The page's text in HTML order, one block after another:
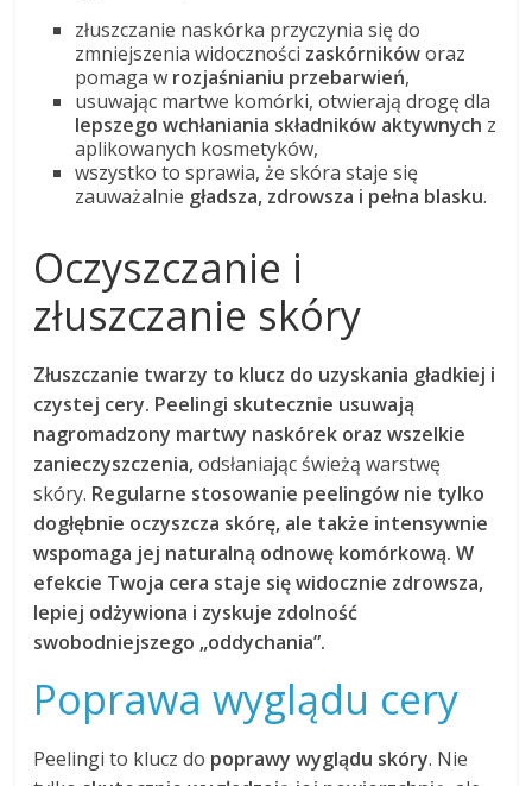
złuszczanie naskórka przyczynia się do
zmniejszenia widoczności zaskórnikóworaz
pomaga w rozjaśnianiu przebarwień,
usuwając martwe komórki, otwierają drogę dla
lepszego wchłaniania składników aktywnych z
aplikowanych kosmetyków,
wszystko to sprawia, że skóra staje się
zauważalnie gładsza, zdrowsza i pełna blasku.
Oczyszczanie i
złuszczanie skóry
Złuszczanie twarzy to klucz do uzyskania gładkiej i
czystej cery. Peelingi skutecznie usuwają
nagromadzony martwy naskórek oraz wszelkie
zanieczyszczenia,odsłaniając świeżą warstwę
skóry. Regularne stosowanie peelingów nie tylko
dogłębnie oczyszcza skórę, ale także intensywnie
wspomaga jej naturalną odnowę komórkową. W
efekcie Twoja cera staje się widocznie zdrowsza,
lepiej odżywiona i zyskuje zdolność
swobodniejszego „oddychania”.
Poprawa wyglądu cery
Peelingi to klucz do poprawy wyglądu skóry. Nie